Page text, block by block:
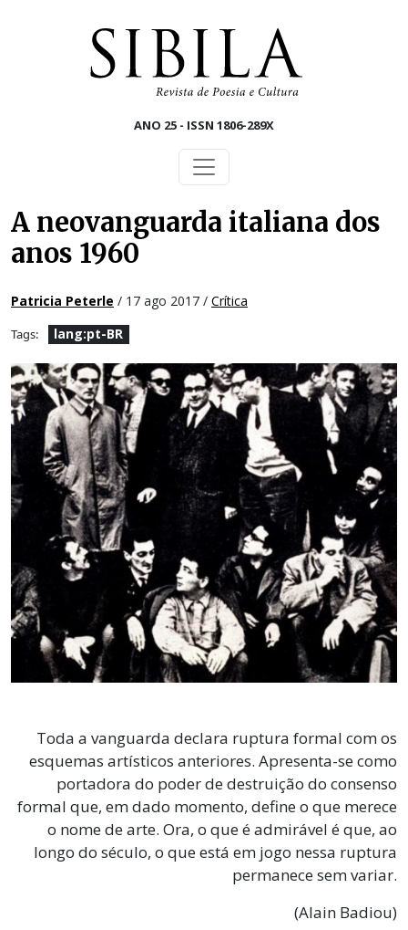
ANO 25 - ISSN 1806-289X
A neovanguarda italiana dos
anos 1960
Patricia Peterle / 17 ago 2017 / Crítica
Tags: lang:pt-BR
Toda a vanguarda declara ruptura formal com os
esquemas artísticos anteriores. Apresenta-se como
portadora do poder de destruição do consenso
formal que, em dado momento, define o que merece
o nome de arte. Ora, o que é admirável é que, ao
longo do século, o que está em jogo nessa ruptura
permanece sem variar.
(Alain Badiou)